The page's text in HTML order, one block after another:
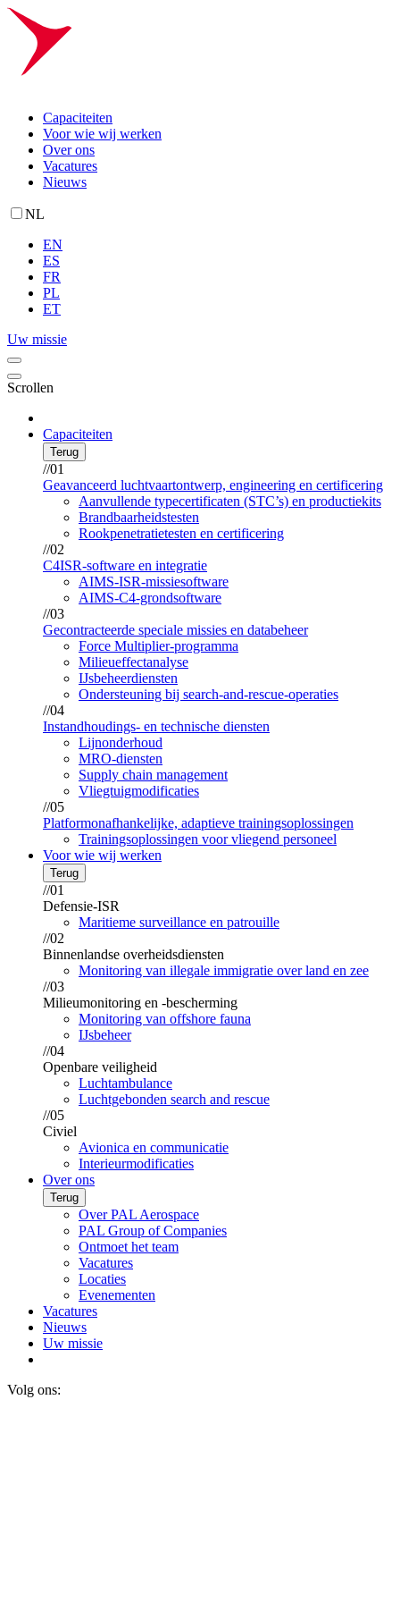
Capaciteiten
Voor wie wij werken
Over ons
Vacatures
Nieuws
NL
EN
ES
FR
PL
ET
Uw missie
Scrollen
Capaciteiten
Terug
//01
Geavanceerd luchtvaartontwerp, engineering en certificering
Aanvullende typecertificaten (STC’s) en productiekits
Brandbaarheidstesten
Rookpenetratietesten en certificering
//02
C4ISR-software en integratie
AIMS-ISR-missiesoftware
AIMS-C4-grondsoftware
//03
Gecontracteerde speciale missies en databeheer
Force Multiplier-programma
Milieueffectanalyse
IJsbeheerdiensten
Ondersteuning bij search-and-rescue-operaties
//04
Instandhoudings- en technische diensten
Lijnonderhoud
MRO-diensten
Supply chain management
Vliegtuigmodificaties
//05
Platformonafhankelijke, adaptieve trainingsoplossingen
Trainingsoplossingen voor vliegend personeel
Voor wie wij werken
Terug
//01
Defensie-ISR
Maritieme surveillance en patrouille
//02
Binnenlandse overheidsdiensten
Monitoring van illegale immigratie over land en zee
//03
Milieumonitoring en -bescherming
Monitoring van offshore fauna
IJsbeheer
//04
Openbare veiligheid
Luchtambulance
Luchtgebonden search and rescue
//05
Civiel
Avionica en communicatie
Interieurmodificaties
Over ons
Terug
Over PAL Aerospace
PAL Group of Companies
Ontmoet het team
Vacatures
Locaties
Evenementen
Vacatures
Nieuws
Uw missie
Volg ons: